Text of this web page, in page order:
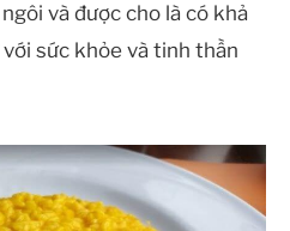
và được cho là có khả
sức khỏe và tinh thần